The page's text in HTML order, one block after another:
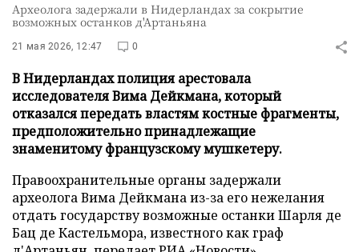
Археолога задержали в Нидерландах за сокрытие
возможных останков д'Артаньяна
21 мая 2026, 12:47 0
В Нидерландах полиция арестовала
исследователя Вима Дейкмана, который
отказался передать властям костные фрагменты,
предположительно принадлежащие
знаменитому французскому мушкетеру.
Правоохранительные органы задержали
археолога Вима Дейкмана из-за его нежелания
отдать государству возможные останки Шарля де
Бац де Кастельмора, известного как граф